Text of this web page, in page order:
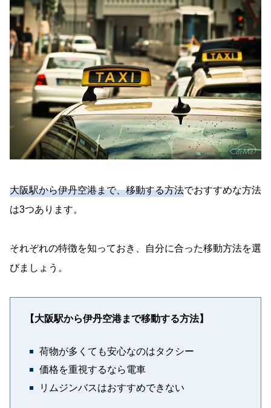
大阪駅から伊丹空港まで、移動する方法でおすすめな方法
は3つあります。
それぞれの特徴を知っておき、自分に合った移動方法を選
びましょう。
【大阪駅から伊丹空港まで移動する方法】
荷物が多くても安心なのはタクシー
価格を重視するなら電車
リムジンバスはおすすめできない